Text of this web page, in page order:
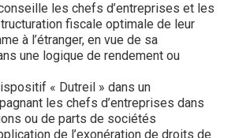
les chefs d’entreprises et les
fiscale optimale de leur
à l’étranger, en vue de sa
une logique de rendement ou
« Dutreil » dans un
les chefs d’entreprises dans
ou de parts de sociétés
de l’exonération de droits de